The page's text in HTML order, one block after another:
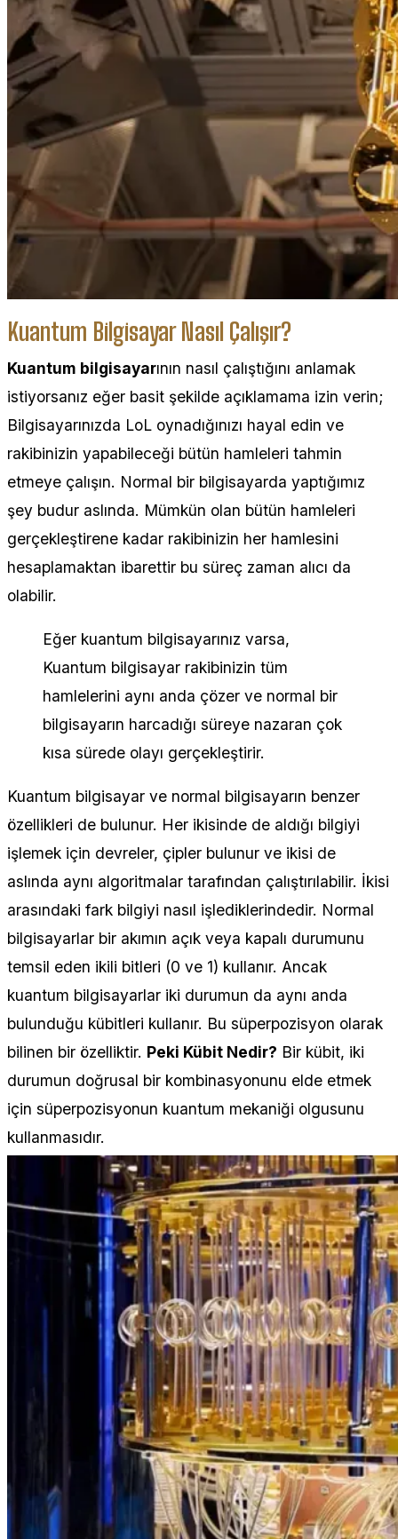
Kuantum Bilgisayar Nasıl Çalışır?
Kuantum bilgisayarının nasıl çalıştığını anlamak
istiyorsanız eğer basit şekilde açıklamama izin verin;
Bilgisayarınızda LoL oynadığınızı hayal edin ve
rakibinizin yapabileceği bütün hamleleri tahmin
etmeye çalışın. Normal bir bilgisayarda yaptığımız
şey budur aslında. Mümkün olan bütün hamleleri
gerçekleştirene kadar rakibinizin her hamlesini
hesaplamaktan ibarettir bu süreç zaman alıcı da
olabilir.
Eğer kuantum bilgisayarınız varsa,
Kuantum bilgisayar rakibinizin tüm
hamlelerini aynı anda çözer ve normal bir
bilgisayarın harcadığı süreye nazaran çok
kısa sürede olayı gerçekleştirir.
Kuantum bilgisayar ve normal bilgisayarın benzer
özellikleri de bulunur. Her ikisinde de aldığı bilgiyi
işlemek için devreler, çipler bulunur ve ikisi de
aslında aynı algoritmalar tarafından çalıştırılabilir. İkisi
arasındaki fark bilgiyi nasıl işlediklerindedir. Normal
bilgisayarlar bir akımın açık veya kapalı durumunu
temsil eden ikili bitleri (0 ve 1) kullanır. Ancak
kuantum bilgisayarlar iki durumun da aynı anda
bulunduğu kübitleri kullanır. Bu süperpozisyon olarak
bilinen bir özelliktir. Peki Kübit Nedir? Bir kübit, iki
durumun doğrusal bir kombinasyonunu elde etmek
için süperpozisyonun kuantum mekaniği olgusunu
kullanmasıdır.